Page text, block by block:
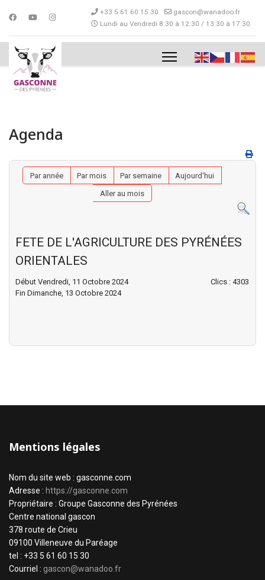
+33 5 61 60 15 30
gascon@wanadoo.fr
Lundi au Vendredi 8:30 à 12:30 / 13:30 à 17:30
Agenda
Par année Par mois Par semaine
Aujourd'hui
Aller au mois
FETE DE L'AGRICULTURE DES PYRÉNÉES
ORIENTALES
Début Vendredi, 11 Octobre 2024
Fin Dimanche, 13 Octobre 2024
Clics : 4303
Mentions légales
Nom du site web : gasconne.com
Adresse : https://gasconne.com
Propriétaire : Groupe Gasconne des Pyrénées
Centre national gascon
378 route de Crieu
09100 Villeneuve du Paréage
tel : +33 5 61 60 15 30
Courriel : gascon@wanadoo.fr